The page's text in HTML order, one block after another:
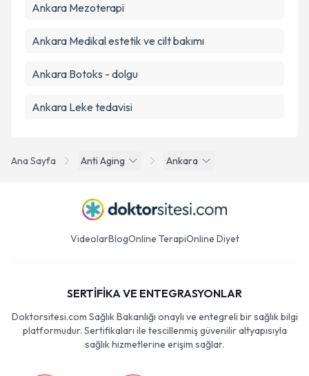
Ana Sayfa Anti Aging Ankara
Ankara Mezoterapi
Ankara Medikal estetik ve cilt bakımı
Ankara Botoks - dolgu
Ankara Leke tedavisi
VideolarBlogOnline TerapiOnline Diyet
SERTİFİKA VE ENTEGRASYONLAR
Doktorsitesi.com Sağlık Bakanlığı onaylı ve entegreli bir sağlık bilgi
platformudur. Sertifikaları ile tescillenmiş güvenilir altyapısıyla
sağlık hizmetlerine erişim sağlar.